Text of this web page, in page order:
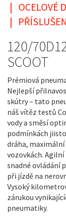
| OCELOVÉ
|
120/
SCOOT
Prémiová
Nejlepší
skútry – tato
náš vítěz testů
vody a směsí
podmínkách
dráha,
vozovkách.
snadné ovládání
při jízdě na
Vysoký
zárukou
pneumatiky.